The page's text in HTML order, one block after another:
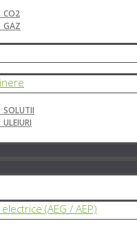
CO2
GAZ
SOLUTII
ULEIURI
(AEG / AEP)